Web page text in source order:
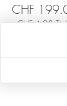
CHF
+CHF 4.98